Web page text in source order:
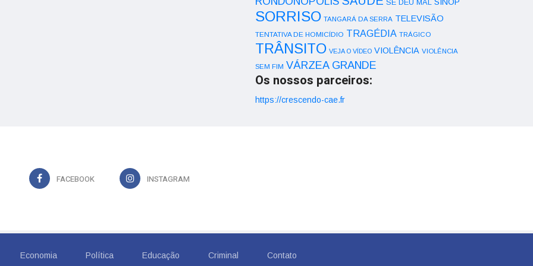
SE DEU MAL
SORRISO TANGARÁ DA SERRA TELEVISÃO
TENTATIVA DE HOMICÍDIO TRAGÉDIA TRÁGICO
TRÂNSITO VEJA O VÍDEO VIOLÊNCIA VIOLÊNCIA
SEM FIM VÁRZEA GRANDE
Os nossos parceiros:
https://crescendo-cae.fr
FACEBOOK INSTAGRAM
Economia Política Educação Criminal Contato